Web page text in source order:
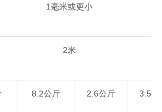
1毫米或更小
2米
8.2公斤 2.6公斤 3.5公